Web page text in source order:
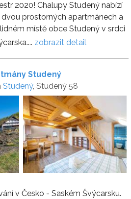
2020! Chalupy Studený nabízí
prostorných apartmánech a
místě obce Studený v srdci
zobrazit detail
Studený
Studený, Studený 58
v Česko - Saském Švýcarsku.